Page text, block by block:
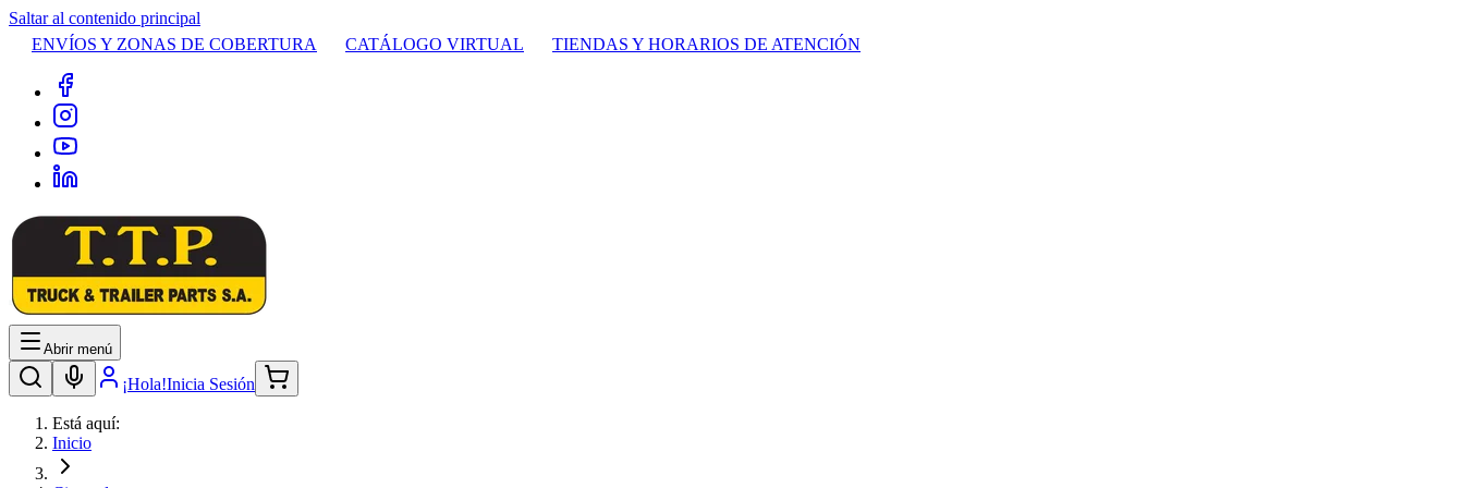
Saltar al contenido principal
ENVÍOS Y ZONAS DE COBERTURA
CATÁLOGO VIRTUAL TIENDAS Y HORARIOS DE ATENCIÓN
Abrir menú
¡Hola!Inicia Sesión
Está aquí:
Inicio